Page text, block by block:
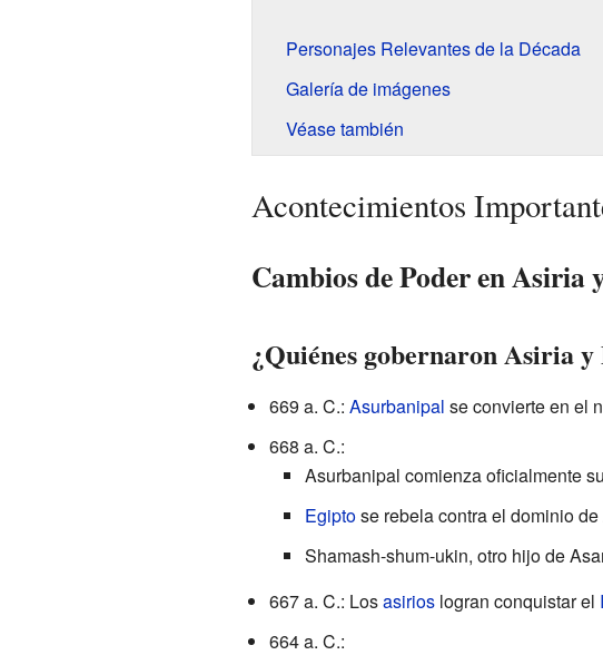
Personajes Relevantes de la Década
Galería de imágenes
Véase también
Acontecimientos
Cambios de Poder en Asiria
¿Quiénes gobernaron Asiria y
669 a. C.: Asurbanipal se convierte en el
668 a. C.:
Asurbanipal comienza oficialmente
Egiptose rebela contra el dominio de
Shamash-shum-ukin, otro hijo de
667 a. C.: Losasirioslogran conquistar el
664 a. C.: